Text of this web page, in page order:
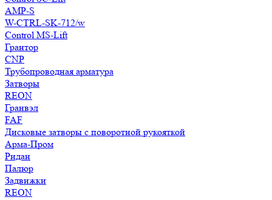
AMP-S
W-CTRL-SK-712/w
Control MS-Lift
Грантор
CNP
Трубопроводная арматура
Затворы
REON
Гранвэл
FAF
Дисковые затворы с поворотной рукояткой
Арма-Пром
Ридан
Палюр
Задвижки
REON